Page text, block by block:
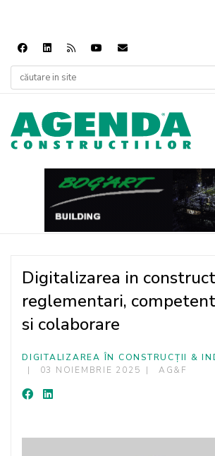
Digitalizarea in
reglementari,
si colaborare
DIGITALIZAREA ÎN CONSTRUCȚII &
03 NOIEMBRIE 2025
AG&F